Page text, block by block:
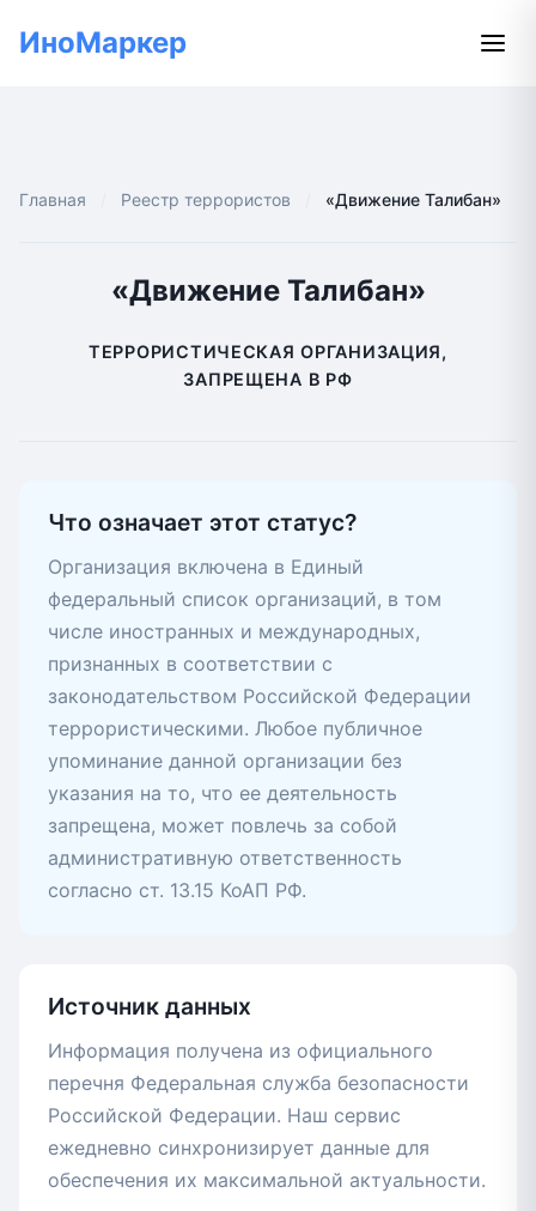
ИноМаркер
Главная Реестр террористов «Движение Талибан»
«Движение Талибан»
ТЕРРОРИСТИЧЕСКАЯ ОРГАНИЗАЦИЯ,
ЗАПРЕЩЕНА В РФ
Что означает этот статус?
Организация включена в Единый
федеральный список организаций, в том
числе иностранных и международных,
признанных в соответствии с
законодательством Российской Федерации
террористическими. Любое публичное
упоминание данной организации без
указания на то, что ее деятельность
запрещена, может повлечь за собой
административную ответственность
согласно ст. 13.15 КоАП РФ.
Источник данных
Информация получена из официального
перечня Федеральная служба безопасности
Российской Федерации. Наш сервис
ежедневно синхронизирует данные для
обеспечения их максимальной актуальности.